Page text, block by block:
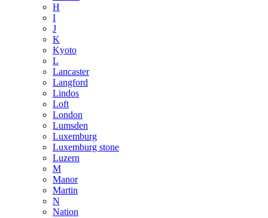
H
I
J
K
Kyoto
L
Lancaster
Langford
Lindos
Loft
London
Lumsden
Luxemburg
Luxemburg stone
Luzern
M
Manor
Martin
N
Nation